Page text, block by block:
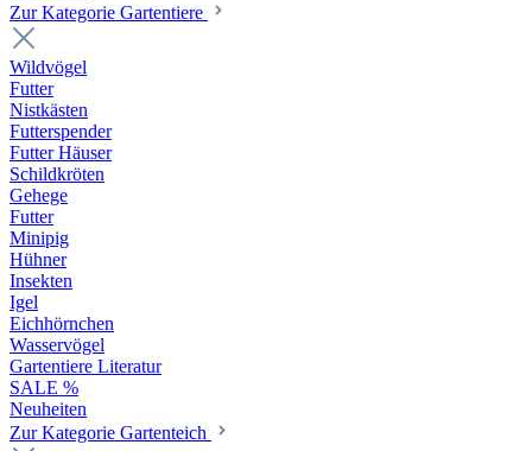
Zur Kategorie Gartentiere
Wildvögel
Futter
Nistkästen
Futterspender
Futter Häuser
Schildkröten
Gehege
Futter
Minipig
Hühner
Insekten
Igel
Eichhörnchen
Wasservögel
Gartentiere Literatur
SALE %
Neuheiten
Zur Kategorie Gartenteich